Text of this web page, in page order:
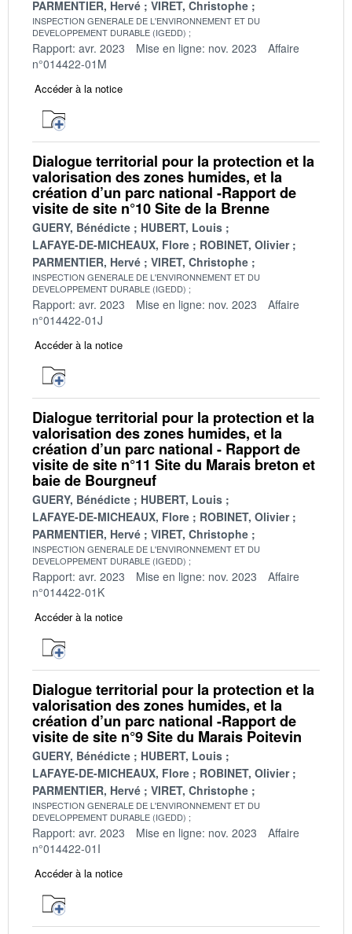
PARMENTIER, Hervé VIRET, Christophe
INSPECTION GENERALE DE L'ENVIRONNEMENT ET DU
DEVELOPPEMENT DURABLE (IGEDD)
Rapport: avr. 2023 Mise en ligne: nov. 2023
Affaire
n°014422-01M
Accéder à la notice
Dialogue territorial pour la protection et la
valorisation des zones humides, et la
création d’un parc national -Rapport de
visite de site n°10 Site de la Brenne
GUERY, Bénédicte
HUBERT, Louis
LAFAYE-DE-MICHEAUX, Flore
ROBINET, Olivier
PARMENTIER, Hervé
VIRET, Christophe
INSPECTION GENERALE DE L'ENVIRONNEMENT ET DU
DEVELOPPEMENT DURABLE (IGEDD)
Rapport: avr. 2023 Mise en ligne: nov. 2023
Affaire
n°014422-01J
Accéder à la notice
Dialogue territorial pour la protection et la
valorisation des zones humides, et la
création d’un parc national - Rapport de
visite de site n°11 Site du Marais breton et
baie de Bourgneuf
GUERY, Bénédicte
HUBERT, Louis
LAFAYE-DE-MICHEAUX, Flore
ROBINET, Olivier
PARMENTIER, Hervé
VIRET, Christophe
INSPECTION GENERALE DE L'ENVIRONNEMENT ET DU
DEVELOPPEMENT DURABLE (IGEDD)
Rapport: avr. 2023 Mise en ligne: nov. 2023
Affaire
n°014422-01K
Accéder à la notice
Dialogue territorial pour la protection et la
valorisation des zones humides, et la
création d’un parc national -Rapport de
visite de site n°9 Site du Marais Poitevin
GUERY, Bénédicte
HUBERT, Louis
LAFAYE-DE-MICHEAUX, Flore
ROBINET, Olivier
PARMENTIER, Hervé
VIRET, Christophe
INSPECTION GENERALE DE L'ENVIRONNEMENT ET DU
DEVELOPPEMENT DURABLE (IGEDD)
Rapport: avr. 2023 Mise en ligne: nov. 2023
Affaire
n°014422-01I
Accéder à la notice